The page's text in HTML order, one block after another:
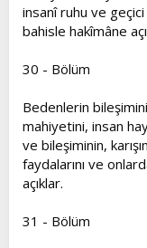
insanî ruhu ve geçici
bahisle hakîmâne
30 - Bölüm
Bedenlerin
mahiyetini, insan
ve bileşiminin,
faydalarını ve
açıklar.
31 - Bölüm